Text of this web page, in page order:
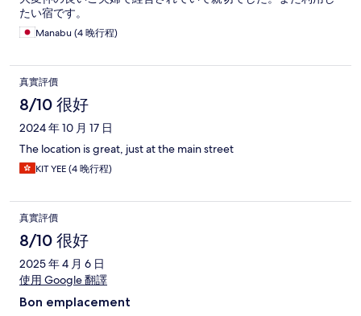
たい宿です。
Manabu (4 晚行程)
真實評價
8/10 很好
2024 年 10 月 17 日
The location is great, just at the main street
KIT YEE (4 晚行程)
真實評價
8/10 很好
2025 年 4 月 6 日
使用 Google 翻譯
Bon emplacement